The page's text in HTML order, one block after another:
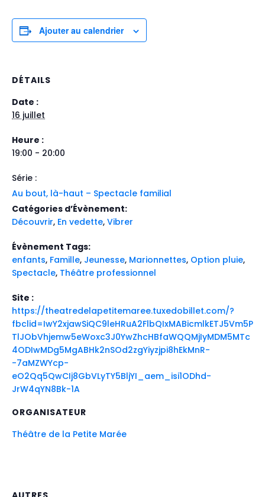
Ajouter au calendrier
DÉTAILS
Date :
16 juillet
Heure :
19:00 - 20:00
Série :
Au bout, là-haut – Spectacle familial
Catégories d’Évènement:
Découvrir, En vedette, Vibrer
Évènement Tags:
enfants, Famille, Jeunesse, Marionnettes, Option pluie,
Spectacle, Théâtre professionnel
Site :
https://theatredelapetitemaree.tuxedobillet.com/?
fbclid=IwY2xjawSiQC9leHRuA2FlbQIxMABicmlkETJ5Vm5P
TlJObVhjemw5eWoxc3J0YwZhcHBfaWQQMjIyMDM5MTc
4ODIwMDg5MgABHk2nSOd2zgYiyzjpi8hEkMnR-
-7aMZWYcp-
eO2Qq5QwCIj8GbVLyTY5BljYI_aem_isi1ODhd-
JrW4qYN8Bk-1A
ORGANISATEUR
Théâtre de la Petite Marée